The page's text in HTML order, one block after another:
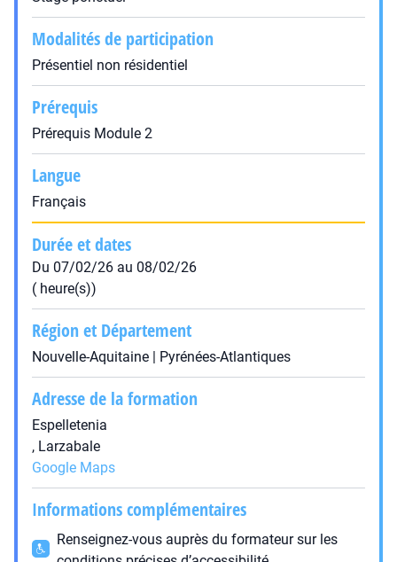
Modalités de participation
Présentiel non résidentiel
Prérequis
Prérequis Module 2
Langue
Français
Durée et dates
Du 07/02/26 au 08/02/26
( heure(s))
Région et Département
Nouvelle-Aquitaine | Pyrénées-Atlantiques
Adresse de la formation
Espelletenia
, Larzabale
Google Maps
Informations complémentaires
Renseignez-vous auprès du formateur sur les